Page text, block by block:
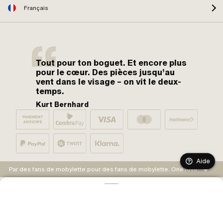
Français
Tout pour ton boguet. Et encore plus
pour le cœur. Des pièces jusqu’au
vent dans le visage – on vit le deux-
temps.
Kurt Bernhard
Par des fans de mobylette pour des fans de mobylette. One love.
Aide